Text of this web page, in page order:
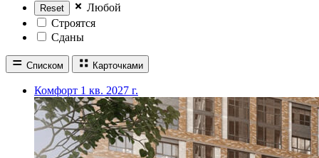
Любой
Строятся
Сданы
Списком Карточками
Комфорт 1 кв. 2027 г.